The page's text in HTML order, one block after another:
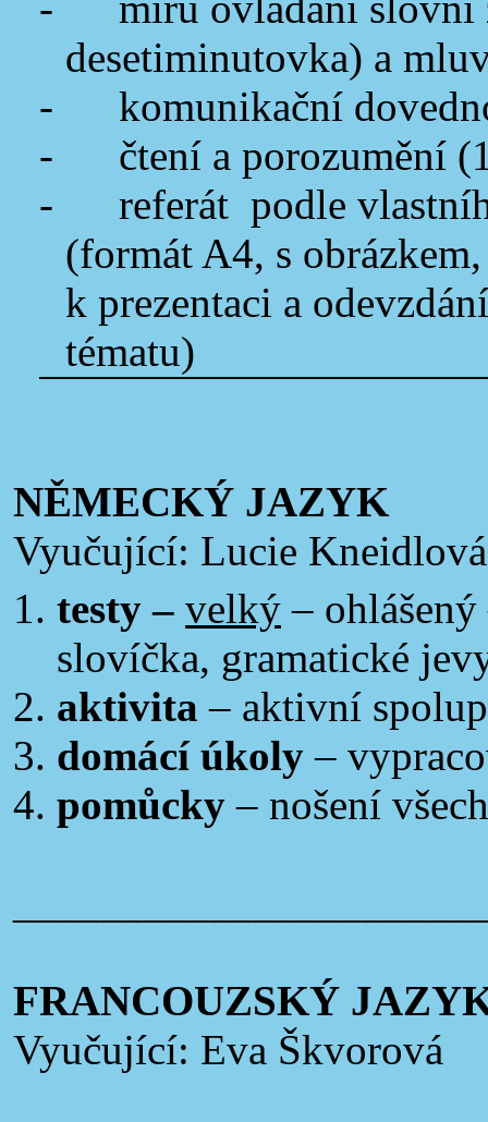
desetiminutovka) a
-
komunikační
-
čtení a porozumění
-
referát podle
(formát A4, s
k prezentaci a
tématu)
NĚMECKÝ JAZYK
Vyučující: Lucie Kneidlová
testy – velký –
slovíčka, gramatické
aktivita – aktivní
domácí úkoly –
pomůcky – nošení
FRANCOUZSKÝ
Vyučující: Eva Škvorová